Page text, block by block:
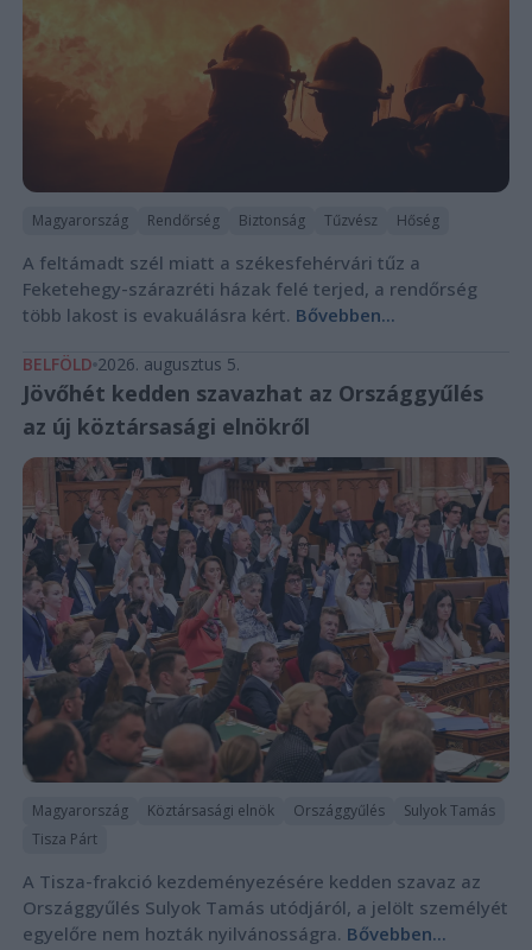
Magyarország Rendőrség Biztonság Tűzvész Hőség
A feltámadt szél miatt a székesfehérvári tűz a
Feketehegy-szárazréti házak felé terjed, a rendőrség
több lakost is evakuálásra kért. Bővebben...
BELFÖLD 2026. augusztus 5.
Jövőhét kedden szavazhat az Országgyűlés
az új köztársasági elnökről
Magyarország Köztársasági elnök Országgyűlés
Sulyok Tamás
Tisza Párt
A Tisza-frakció kezdeményezésére kedden szavaz az
Országgyűlés Sulyok Tamás utódjáról, a jelölt személyét
egyelőre nem hozták nyilvánosságra. Bővebben...